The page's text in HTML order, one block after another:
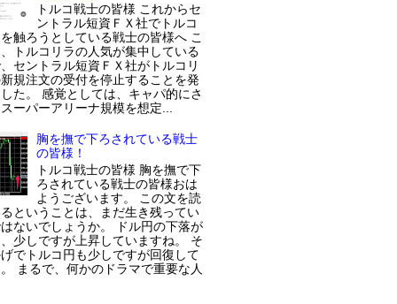
トルコ戦士の皆様 これからセ
ントラル短資ＦＸ社でトルコ
触ろうとしている戦士の皆様へ こ
トルコリラの人気が集中している
セントラル短資ＦＸ社がトルコリ
規注文の受付を停止することを発
た。 感覚としては、キャパ的にさ
ーパーアリーナ規模を想定...
胸を撫で下ろされている戦士
の皆様！
トルコ戦士の皆様 胸を撫で下
ろされている戦士の皆様おは
ようございます。 この文を読
ということは、まだ生き残ってい
ないでしょうか。 ドル円の下落が
少しですが上昇していますね。 そ
でトルコ円も少しですが回復して
まるで、何かのドラマで重要な人